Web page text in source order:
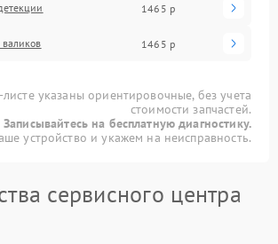
1465 р
1465 р
указаны ориентировочные, без учета
стоимости запчастей.
Записывайтесь на бесплатную диагностику.
устройство и укажем на неисправность.
сервисного центра